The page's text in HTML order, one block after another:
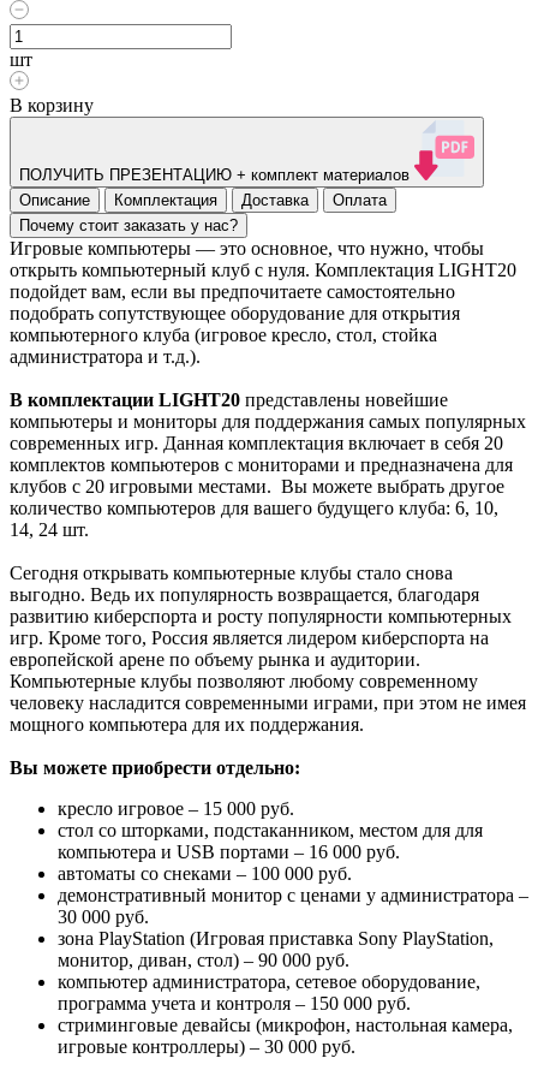
шт
В корзину
ПОЛУЧИТЬ ПРЕЗЕНТАЦИЮ + комплект материалов
Описание
Комплектация Доставка
Оплата
Почему стоит заказать у нас?
Игровые компьютеры — это основное, что нужно, чтобы
открыть компьютерный клуб с нуля. Комплектация LIGHT20
подойдет вам, если вы предпочитаете самостоятельно
подобрать сопутствующее оборудование для открытия
компьютерного клуба (игровое кресло, стол, стойка
администратора и т.д.).
В комплектации LIGHT20 представлены новейшие
компьютеры и мониторы для поддержания самых популярных
современных игр. Данная комплектация включает в себя 20
комплектов компьютеров с мониторами и предназначена для
клубов с 20 игровыми местами. Вы можете выбрать другое
количество компьютеров для вашего будущего клуба: 6, 10,
14, 24 шт.
Сегодня открывать компьютерные клубы стало снова
выгодно. Ведь их популярность возвращается, благодаря
развитию киберспорта и росту популярности компьютерных
игр. Кроме того, Россия является лидером киберспорта на
европейской арене по объему рынка и аудитории.
Компьютерные клубы позволяют любому современному
человеку насладится современными играми, при этом не имея
мощного компьютера для их поддержания.
Вы можете приобрести отдельно:
кресло игровое – 15 000 руб.
стол со шторками, подстаканником, местом для для
компьютера и USB портами – 16 000 руб.
автоматы со снеками – 100 000 руб.
демонстративный монитор с ценами у администратора –
30 000 руб.
зона PlayStation (Игровая приставка Sony PlayStation,
монитор, диван, стол) – 90 000 руб.
компьютер администратора, сетевое оборудование,
программа учета и контроля – 150 000 руб.
стриминговые девайсы (микрофон, настольная камера,
игровые контроллеры) – 30 000 руб.